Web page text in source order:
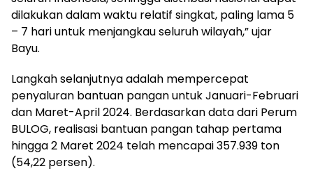
dilakukan dalam waktu relatif singkat, paling lama 5
– 7 hari untuk menjangkau seluruh wilayah,” ujar
Bayu.
Langkah selanjutnya adalah mempercepat
penyaluran bantuan pangan untuk Januari-Februari
dan Maret-April 2024. Berdasarkan data dari Perum
BULOG, realisasi bantuan pangan tahap pertama
hingga 2 Maret 2024 telah mencapai 357.939 ton
(54,22 persen).